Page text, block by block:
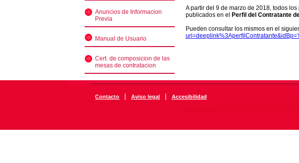
Anuncios de Informacion
Previa
Manual de Usuario
Cert. de composicion de las
mesas de contratacion
A partir del 9 de marzo de 2018, todos
publicados en el
Perfil del Contratante
Pueden consultar los mismos en el
Contacto | Aviso legal | Accesibilidad